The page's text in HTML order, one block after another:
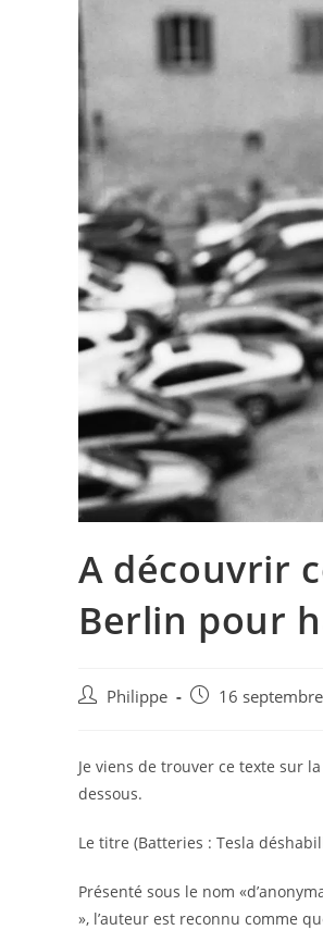
A découvrir
Berlin pour
Auteur/autrice
publication :
Philippe
Post 16
Je viens de trouver ce texte sur
dessous.
Le titre (Batteries : Tesla
Présenté sous le nom
», l’auteur est reconnu comme